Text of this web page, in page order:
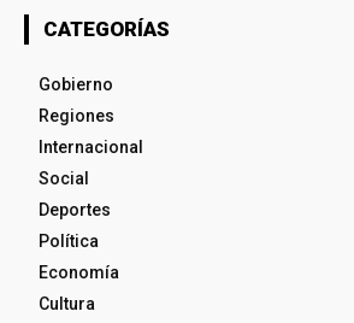
CATEGORÍAS
Gobierno
Regiones
Internacional
Social
Deportes
Política
Economía
Cultura